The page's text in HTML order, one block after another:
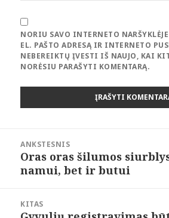
NORIU SAVO INTERNETO
EL. PAŠTO ADRESĄ IR INTERNETO
NEBEREIKTŲ ĮVESTI IŠ NAUJO, KAI
NORĖSIU PARAŠYTI KOMENTARĄ.
ANKSTESNIS
Ankstesnis
įrašas:
Oras oras šilumos
namui, bet ir butui
KITAS